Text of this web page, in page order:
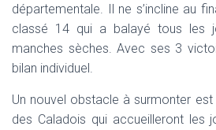
départementale. Il ne s’incline au
classé 14 qui a balayé tous les
manches sèches. Avec ses 3
bilan individuel.
Un nouvel obstacle à surmonter
des Caladois qui accueilleront les